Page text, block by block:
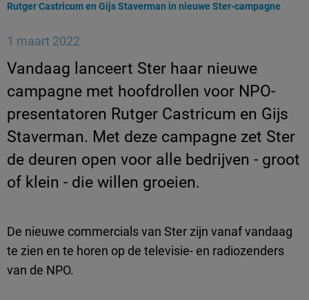
Huidige pagina:
Rutger Castricum en Gijs Staverman in nieuwe Ster-campagne
1 maart 2022
Vandaag lanceert Ster haar nieuwe
campagne met hoofdrollen voor NPO-
presentatoren Rutger Castricum en Gijs
Staverman. Met deze campagne zet Ster
de deuren open voor alle bedrijven - groot
of klein - die willen groeien.
De nieuwe commercials van Ster zijn vanaf vandaag
te zien en te horen op de televisie- en radiozenders
van de NPO.